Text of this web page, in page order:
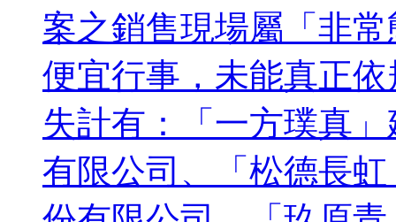
案之銷售現場屬「非
便宜行事，未能真正
失計有：「一方璞真
有限公司、「松德長